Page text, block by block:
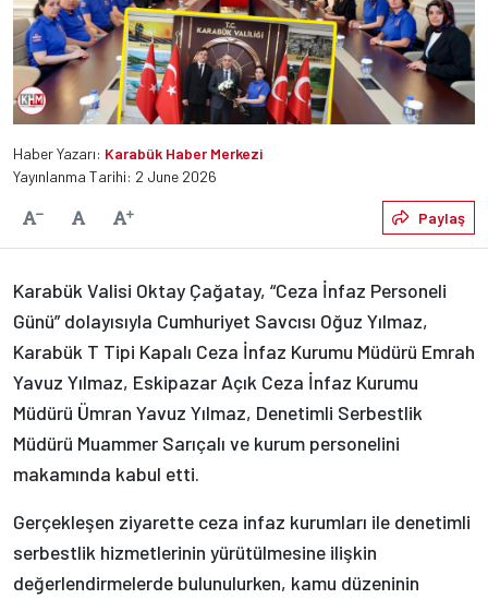
Haber Yazarı: Karabük Haber Merkezi
Yayınlanma Tarihi: 2 June 2026
Yazıyı KüçültVarsayılanYazıyı Büyüt Paylaş
Karabük Valisi Oktay Çağatay, “Ceza İnfaz Personeli
Günü” dolayısıyla Cumhuriyet Savcısı Oğuz Yılmaz,
Karabük T Tipi Kapalı Ceza İnfaz Kurumu Müdürü Emrah
Yavuz Yılmaz, Eskipazar Açık Ceza İnfaz Kurumu
Müdürü Ümran Yavuz Yılmaz, Denetimli Serbestlik
Müdürü Muammer Sarıçalı ve kurum personelini
makamında kabul etti.
Gerçekleşen ziyarette ceza infaz kurumları ile denetimli
serbestlik hizmetlerinin yürütülmesine ilişkin
değerlendirmelerde bulunulurken, kamu düzeninin